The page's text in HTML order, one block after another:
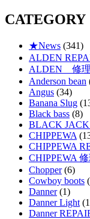
CATEGORY
★News (341)
ALDEN
ALDEN 修理
Anderson bean
Angus (34)
Banana Slug
Black bass (8)
BLACK JACK
CHIPPEWA
CHIPPEWA
CHIPPEWA
Chopper(6)
Cowboy boots
Danner(1)
Danner Light
Danner